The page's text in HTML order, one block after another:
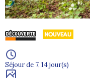
Séjour de 7, 14 jour(s)